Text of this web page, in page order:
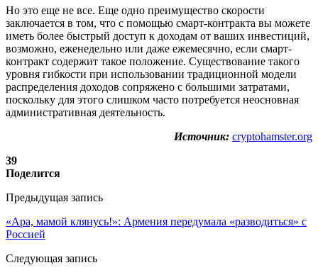
Но это еще не все. Еще одно преимущество скорости
заключается в том, что с помощью смарт-контракта вы можете
иметь более быстрый доступ к доходам от ваших инвестиций,
возможно, еженедельно или даже ежемесячно, если смарт-
контракт содержит такое положение. Существование такого
уровня гибкости при использовании традиционной модели
распределения доходов сопряжено с большими затратами,
поскольку для этого слишком часто потребуется неосновная
административная деятельность.
Источник: cryptohamster.org
39
Поделится
Предыдущая запись
«Ара, мамой клянусь!»: Армения передумала «разводиться» с
Россией
Следующая запись